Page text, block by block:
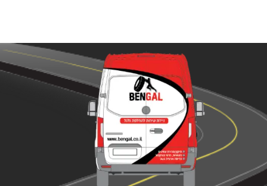
במנופים עלולות להתרחש בכל זמן, בשעות שבהן ניתן להגיע
למקום שבו אפשר לקבל שירותי תיקון למנופים או באמצע
הדרך בשעות שבהן אין שירותי דרך למנופים. לכן, חשוב
לדעת שחברת BenGal מציעה שירותי דרך למנופים בכל מקום
שבו אתם תקועים עם המנוף. לא משנה אם מדובר על צפון
הארץ, מרכזה, דרום או ירושלים, יצירת קשר עם חברת בן גל
יאפשר לכם לקבל את השירות המבוקש לכם כמה שיותר מהר,
עד המקום שבו אתם נמצאים עם המנוף כאשר כל השירותים
מוצעים על ידי צוות מקצועי ומנוסה המומחה בשירותי דרך
המותאמים למנופים.